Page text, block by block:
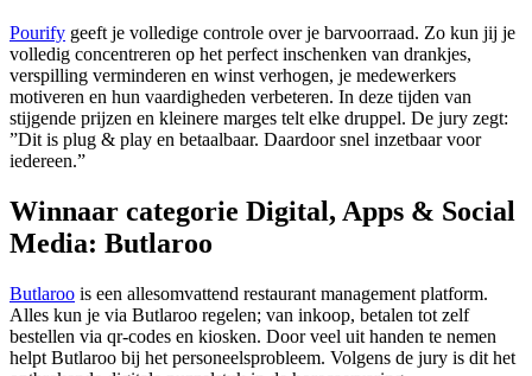
Pourify geeft je volledige controle over je barvoorraad. Zo kun jij je
volledig concentreren op het perfect inschenken van drankjes,
verspilling verminderen en winst verhogen, je medewerkers
motiveren en hun vaardigheden verbeteren. In deze tijden van
stijgende prijzen en kleinere marges telt elke druppel. De jury zegt:
”Dit is plug & play en betaalbaar. Daardoor snel inzetbaar voor
iedereen.”
Winnaar categorie Digital, Apps & Social
Media: Butlaroo
Butlaroo is een allesomvattend restaurant management platform.
Alles kun je via Butlaroo regelen; van inkoop, betalen tot zelf
bestellen via qr-codes en kiosken. Door veel uit handen te nemen
helpt Butlaroo bij het personeelsprobleem. Volgens de jury is dit het